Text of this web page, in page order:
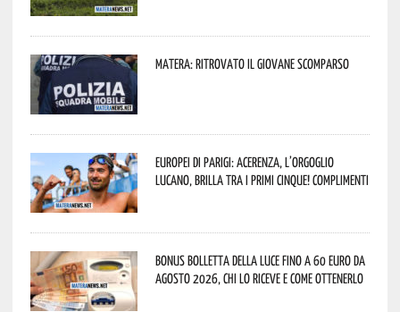
Matera: ritrovato il giovane scomparso
Europei di Parigi: Acerenza, l’orgoglio
lucano, brilla tra i primi cinque! Complimenti
Bonus bolletta della luce fino a 60 euro da
agosto 2026, chi lo riceve e come ottenerlo